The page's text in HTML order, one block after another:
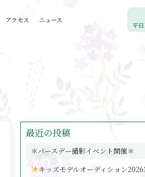
アクセス ニュース
平
最近の投稿
＊バースデー撮影イベント開催＊
キッズモデルオーディション